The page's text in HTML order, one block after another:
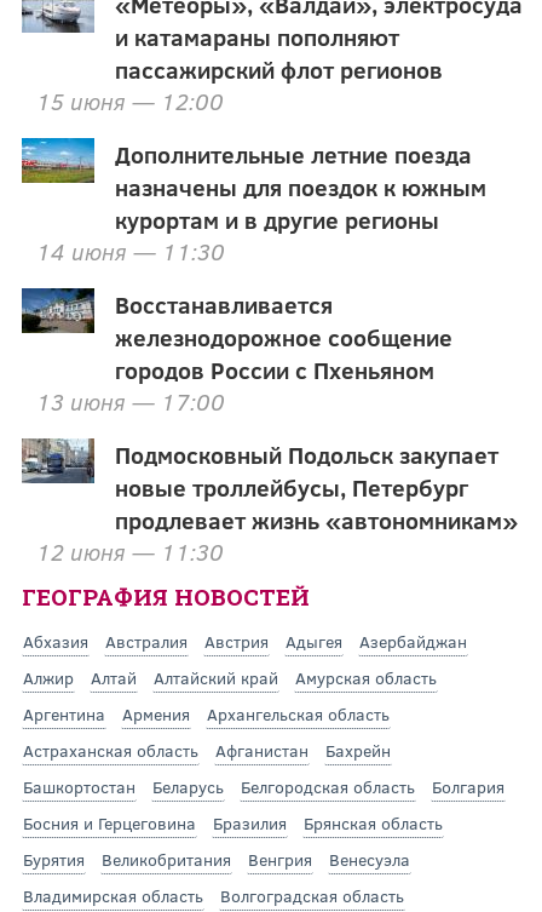
и катамараны пополняют
пассажирский флот регионов
15 июня — 12:00
Дополнительные летние поезда
назначены для поездок к южным
курортам и в другие регионы
14 июня — 11:30
Восстанавливается
железнодорожное сообщение
городов России с Пхеньяном
13 июня — 17:00
Подмосковный Подольск закупает
новые троллейбусы, Петербург
продлевает жизнь «автономникам»
12 июня — 11:30
ГЕОГРАФИЯ НОВОСТЕЙ
Абхазия Австралия Австрия Адыгея
Азербайджан
Алжир
Алтай Алтайский край
Амурская область
Аргентина
Армения
Архангельская область
Астраханская область
Афганистан
Бахрейн
Башкортостан
Беларусь Белгородская область
Болгария
Босния и Герцеговина
Бразилия
Брянская область
Бурятия
Великобритания Венгрия
Венесуэла
Владимирская область
Волгоградская область